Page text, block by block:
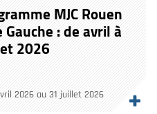
MJC Rouen
Gauche : de avril à
2026
2026 au 31 juillet 2026